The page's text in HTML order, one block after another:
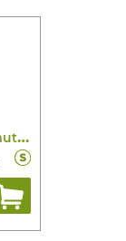
W
inter Helmmuts FR Lang 6862